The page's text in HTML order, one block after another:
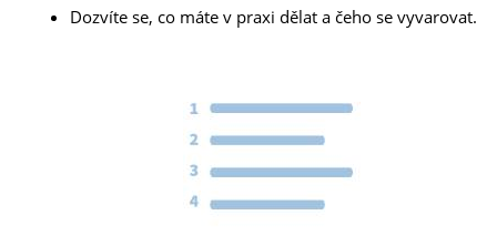
Dozvíte se, co máte v praxi dělat a čeho se vyvarovat.